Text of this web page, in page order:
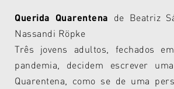
Querida Quarentena de Beatriz
Nassandi Röpke
Três jovens adultos, fechados
pandemia, decidem escrever
Quarentena, como se de uma